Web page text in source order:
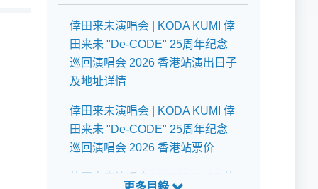
倖田来未演唱会 | KODA KUMI 倖
田来未 "De-CODE" 25周年纪念
巡回演唱会 2026 香港站演出日子
及地址详情
倖田来未演唱会 | KODA KUMI 倖
田来未 "De-CODE" 25周年纪念
巡回演唱会 2026 香港站票价
倖田来未演唱会 | KODA KUMI 倖